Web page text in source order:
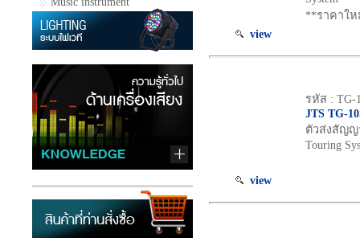
view
**ราคาใ
view
รหัส : TG-
JTS TG-
ตัวส่งสัญญ
Touring